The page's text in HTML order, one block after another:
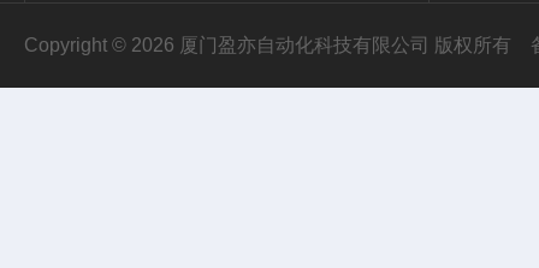
Copyright © 2026 厦门盈亦自动化科技有限公司 版权所有